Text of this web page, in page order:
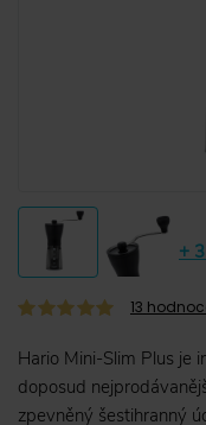
+
13
Hario Mini-Slim Plus je
doposud
zpevněný šestihranný